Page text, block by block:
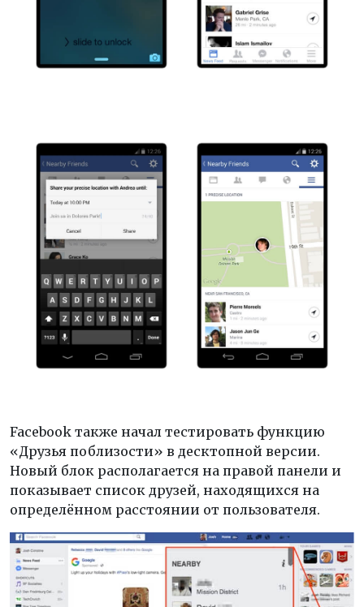
Facebook также начал тестировать функцию
«Друзья поблизости» в десктопной версии.
Новый блок располагается на правой панели и
показывает список друзей, находящихся на
определённом расстоянии от пользователя.